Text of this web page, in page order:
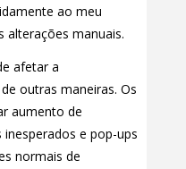
ao meu
alterações manuais.
afetar a
outras maneiras. Os
aumento de
e pop-ups
normais de